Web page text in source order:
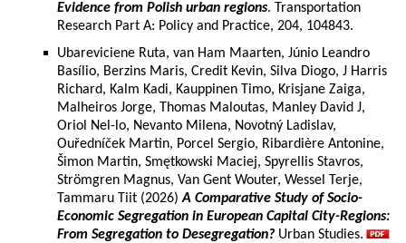
Evidence from Polish urban regions. Transportation
Research Part A: Policy and Practice, 204, 104843.
Ubareviciene Ruta, van Ham Maarten, Júnio Leandro
Basílio, Berzins Maris, Credit Kevin, Silva Diogo, J Harris
Richard, Kalm Kadi, Kauppinen Timo, Krisjane Zaiga,
Malheiros Jorge, Thomas Maloutas, Manley David J,
Oriol Nel-lo, Nevanto Milena, Novotný Ladislav,
Ouředníček Martin, Porcel Sergio, Ribardière Antonine,
Šimon Martin, Smętkowski Maciej, Spyrellis Stavros,
Strömgren Magnus, Van Gent Wouter, Wessel Terje,
Tammaru Tiit (2026)A Comparative Study of Socio-
Economic Segregation in European Capital City-Regions:
From Segregation to Desegregation? Urban Studies.